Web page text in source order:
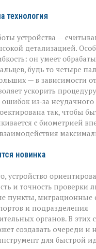
технология
устройства —
детализацией.
он умеет
будь то четыре
— в зависимости
ускорить
ошибок из‑за
так, чтобы
с биометрией
новинка
устройство
и точность проверки
пункты, миграционные
и подразделения
органов. В этих
создавать очереди и
для быстрой